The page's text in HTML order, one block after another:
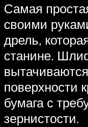
Самая
своими
дрель,
станине.
поверхности
бумага с
зернистости.